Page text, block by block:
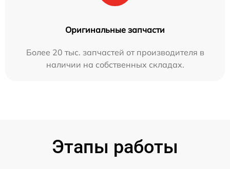
Оригинальные запчасти
Более 20 тыс. запчастей от производителя в
наличии на собственных складах.
Этапы работы